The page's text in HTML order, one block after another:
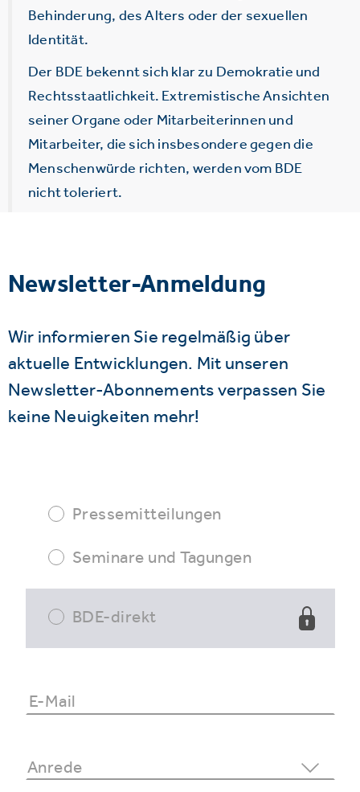
Behinderung, des Alters oder der sexuellen
Identität.
Der BDE bekennt sich klar zu Demokratie und
Rechtsstaatlichkeit. Extremistische Ansichten
seiner Organe oder Mitarbeiterinnen und
Mitarbeiter, die sich insbesondere gegen die
Menschenwürde richten, werden vom BDE
nicht toleriert.
Newsletter-Anmeldung
Wir informieren Sie regelmäßig über
aktuelle Entwicklungen. Mit unseren
Newsletter-Abonnements verpassen Sie
keine Neuigkeiten mehr!
Pressemitteilungen
Seminare und Tagungen
BDE-direkt